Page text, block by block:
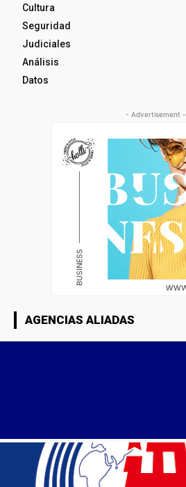
Cultura
Seguridad
Judiciales
Análisis
Datos
- Advertisement -
AGENCIAS ALIADAS